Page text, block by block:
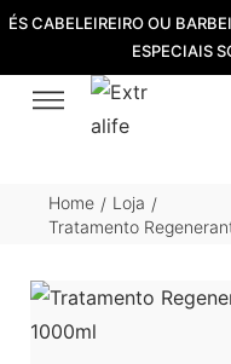
ÉS CABELEIREIRO OU
ESPECIAIS
Home / Loja /
Tratamento